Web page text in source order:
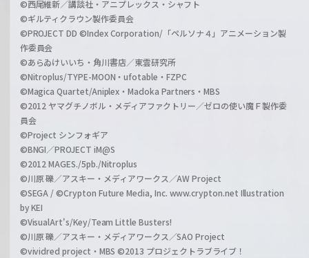
©西尾維新／講談社・アニプレックス・シャフト
©ギルティクラウン製作委員会
©PROJECT DD ©Index Corporation/「ペルソナ４」アニメーション製
作委員会
©あらゐけいいち・角川書店／東雲研究所
©Nitroplus/TYPE-MOON・ufotable・FZPC
©Magica Quartet/Aniplex・Madoka Partners・MBS
©2012 ヤマグチノボル・メディアファクトリー／ゼロの使い魔Ｆ製作委
員会
©Project シンフォギア
©BNGI／PROJECT iM@S
©2012 MAGES./5pb./Nitroplus
©川原 礫／アスキー・メディアワークス／AW Project
©SEGA / ©Crypton Future Media, Inc. www.crypton.net Illustration
by KEI
©VisualArt's/Key/Team Little Busters!
©川原 礫／アスキー・メディアワークス／SAO Project
©vividred project・MBS ©2013 プロジェクトラブライブ！